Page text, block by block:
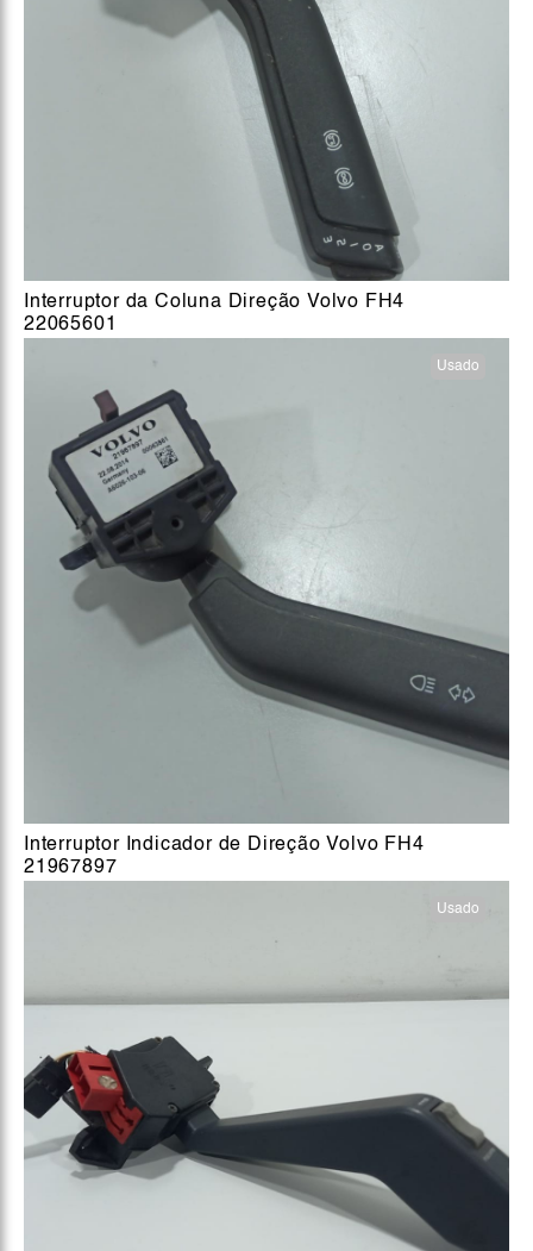
Interruptor da Coluna Direção Volvo FH4
22065601
Usado
Interruptor Indicador de Direção Volvo FH4
21967897
Usado